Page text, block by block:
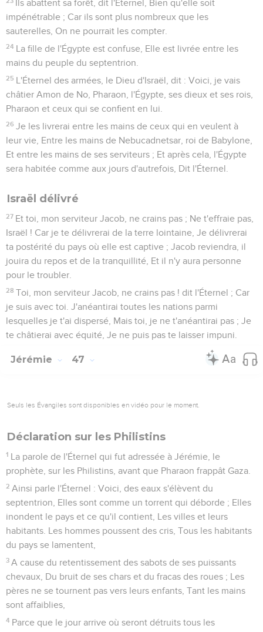
Ils abattent sa forêt, dit l'Éternel, Bien qu'elle soit
impénétrable ; Car ils sont plus nombreux que les
sauterelles, On ne pourrait les compter.
24 La fille de l'Égypte est confuse, Elle est livrée entre les
mains du peuple du septentrion.
25 L'Éternel des armées, le Dieu d'Israël, dit : Voici, je vais
châtier Amon de No, Pharaon, l'Égypte, ses dieux et ses rois,
Pharaon et ceux qui se confient en lui.
26 Je les livrerai entre les mains de ceux qui en veulent à
leur vie, Entre les mains de Nebucadnetsar, roi de Babylone,
Et entre les mains de ses serviteurs ; Et après cela, l'Égypte
sera habitée comme aux jours d'autrefois, Dit l'Éternel.
Israël délivré
27 Et toi, mon serviteur Jacob, ne crains pas ; Ne t'effraie pas,
Israël ! Car je te délivrerai de la terre lointaine, Je délivrerai
ta postérité du pays où elle est captive ; Jacob reviendra, il
jouira du repos et de la tranquillité, Et il n'y aura personne
pour le troubler.
28 Toi, mon serviteur Jacob, ne crains pas ! dit l'Éternel ; Car
je suis avec toi. J'anéantirai toutes les nations parmi
lesquelles je t'ai dispersé, Mais toi, je ne t'anéantirai pas ; Je
te châtierai avec équité, Je ne puis pas te laisser impuni.
Jérémie 47
Seuls les Évangiles sont disponibles en vidéo pour le moment.
Déclaration sur les Philistins
1 La parole de l'Éternel qui fut adressée à Jérémie, le
prophète, sur les Philistins, avant que Pharaon frappât Gaza.
2 Ainsi parle l'Éternel : Voici, des eaux s'élèvent du
septentrion, Elles sont comme un torrent qui déborde ; Elles
inondent le pays et ce qu'il contient, Les villes et leurs
habitants. Les hommes poussent des cris, Tous les habitants
du pays se lamentent,
3 A cause du retentissement des sabots de ses puissants
chevaux, Du bruit de ses chars et du fracas des roues ; Les
pères ne se tournent pas vers leurs enfants, Tant les mains
sont affaiblies,
4 Parce que le jour arrive où seront détruits tous les